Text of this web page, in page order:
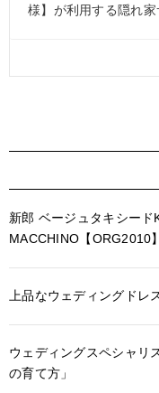
様】が利用する隠れ家
新郎 ベージュタキシー
MACCHINO【ORG2010】
上品なウェディングドレ
ウェディングスペシャリ
の育て方」